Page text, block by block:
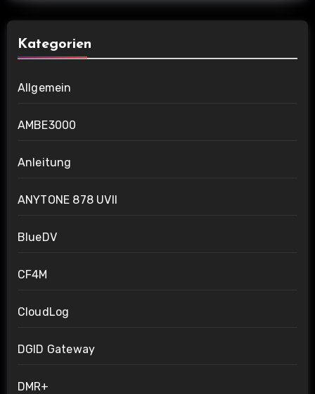
Kategorien
Allgemein
AMBE3000
Anleitung
ANYTONE 878 UVII
BlueDV
CF4M
CloudLog
DGID Gateway
DMR+